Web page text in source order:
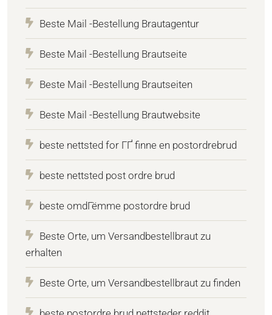
Beste Mail -Bestellung Brautagentur
Beste Mail -Bestellung Brautseite
Beste Mail -Bestellung Brautseiten
Beste Mail -Bestellung Brautwebsite
beste nettsted for ГҐ finne en postordrebrud
beste nettsted post ordre brud
beste omdГёmme postordre brud
Beste Orte, um Versandbestellbraut zu
erhalten
Beste Orte, um Versandbestellbraut zu finden